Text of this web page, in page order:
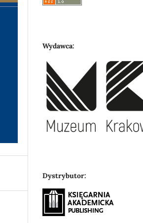
Wydawca:
Dystrybutor: